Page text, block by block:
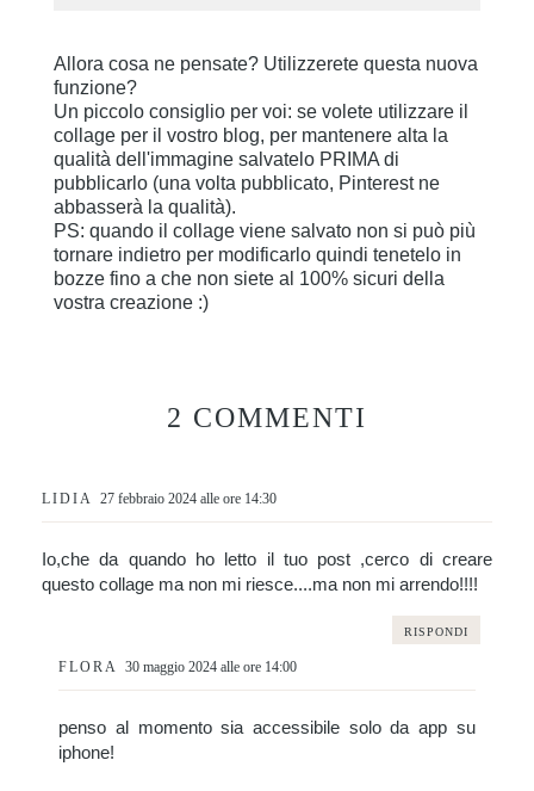
Allora cosa ne pensate? Utilizzerete questa nuova
funzione?
Un piccolo consiglio per voi: se volete utilizzare il
collage per il vostro blog, per mantenere alta la
qualità dell'immagine salvatelo PRIMA di
pubblicarlo (una volta pubblicato, Pinterest ne
abbasserà la qualità).
PS: quando il collage viene salvato non si può più
tornare indietro per modificarlo quindi tenetelo in
bozze fino a che non siete al 100% sicuri della
vostra creazione :)
2 COMMENTI
LIDIA 27 febbraio 2024 alle ore 14:30
Io,che da quando ho letto il tuo post ,cerco di creare
questo collage ma non mi riesce....ma non mi arrendo!!!!
RISPONDI
FLORA 30 maggio 2024 alle ore 14:00
penso al momento sia accessibile solo da app su
iphone!